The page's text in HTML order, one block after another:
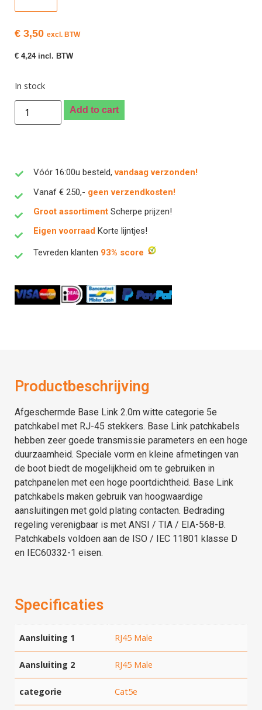
€ 3,50 excl. BTW
€ 4,24 incl. BTW
In stock
Add to cart
Vóór 16:00u besteld,vandaag verzonden!
Vanaf € 250,- geen verzendkosten!
Groot assortiment Scherpe prijzen!
Eigen voorraad Korte lijntjes!
Tevreden klanten 93% score
Productbeschrijving
Afgeschermde Base Link 2.0m witte categorie 5e
patchkabel met RJ-45 stekkers. Base Link patchkabels
hebben zeer goede transmissie parameters en een hoge
duurzaamheid. Speciale vorm en kleine afmetingen van
de boot biedt de mogelijkheid om te gebruiken in
patchpanelen met een hoge poortdichtheid. Base Link
patchkabels maken gebruik van hoogwaardige
aansluitingen met gold plating contacten. Bedrading
regeling verenigbaar is met ANSI / TIA / EIA-568-B.
Patchkabels voldoen aan de ISO / IEC 11801 klasse D
en IEC60332-1 eisen.
Specificaties
Aansluiting 1 RJ45 Male
Aansluiting 2 RJ45 Male
categorie Cat5e